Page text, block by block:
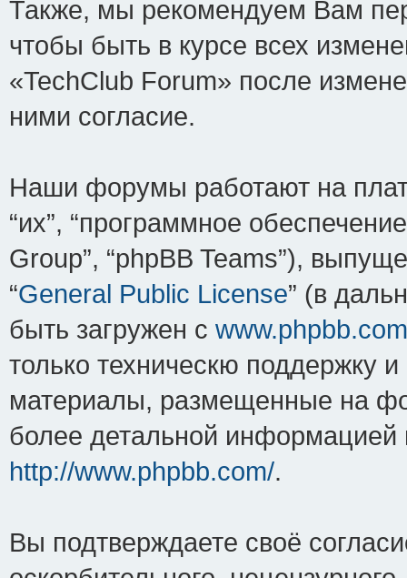
Также, мы рекомендуем Вам
чтобы быть в курсе всех
«TechClub Forum» после
ними согласие.
Наши форумы работают на
“их”, “программное
Group”, “phpBB Teams”),
“General Public License” (в
быть загружен с www.phpbb.com
только техническю поддержку и
материалы, размещенные на
более детальной информацией
http://www.phpbb.com/.
Вы подтверждаете своё